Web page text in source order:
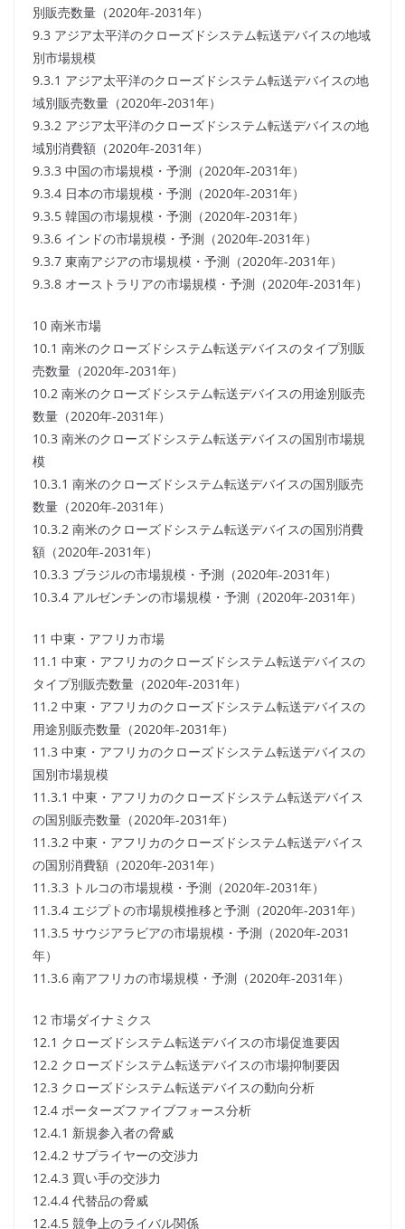
別販売数量（2020年-2031年）
9.3 アジア太平洋のクローズドシステム転送デバイスの地域
別市場規模
9.3.1 アジア太平洋のクローズドシステム転送デバイスの地
域別販売数量（2020年-2031年）
9.3.2 アジア太平洋のクローズドシステム転送デバイスの地
域別消費額（2020年-2031年）
9.3.3 中国の市場規模・予測（2020年-2031年）
9.3.4 日本の市場規模・予測（2020年-2031年）
9.3.5 韓国の市場規模・予測（2020年-2031年）
9.3.6 インドの市場規模・予測（2020年-2031年）
9.3.7 東南アジアの市場規模・予測（2020年-2031年）
9.3.8 オーストラリアの市場規模・予測（2020年-2031年）
10 南米市場
10.1 南米のクローズドシステム転送デバイスのタイプ別販
売数量（2020年-2031年）
10.2 南米のクローズドシステム転送デバイスの用途別販売
数量（2020年-2031年）
10.3 南米のクローズドシステム転送デバイスの国別市場規
模
10.3.1 南米のクローズドシステム転送デバイスの国別販売
数量（2020年-2031年）
10.3.2 南米のクローズドシステム転送デバイスの国別消費
額（2020年-2031年）
10.3.3 ブラジルの市場規模・予測（2020年-2031年）
10.3.4 アルゼンチンの市場規模・予測（2020年-2031年）
11 中東・アフリカ市場
11.1 中東・アフリカのクローズドシステム転送デバイスの
タイプ別販売数量（2020年-2031年）
11.2 中東・アフリカのクローズドシステム転送デバイスの
用途別販売数量（2020年-2031年）
11.3 中東・アフリカのクローズドシステム転送デバイスの
国別市場規模
11.3.1 中東・アフリカのクローズドシステム転送デバイス
の国別販売数量（2020年-2031年）
11.3.2 中東・アフリカのクローズドシステム転送デバイス
の国別消費額（2020年-2031年）
11.3.3 トルコの市場規模・予測（2020年-2031年）
11.3.4 エジプトの市場規模推移と予測（2020年-2031年）
11.3.5 サウジアラビアの市場規模・予測（2020年-2031
年）
11.3.6 南アフリカの市場規模・予測（2020年-2031年）
12 市場ダイナミクス
12.1 クローズドシステム転送デバイスの市場促進要因
12.2 クローズドシステム転送デバイスの市場抑制要因
12.3 クローズドシステム転送デバイスの動向分析
12.4 ポーターズファイブフォース分析
12.4.1 新規参入者の脅威
12.4.2 サプライヤーの交渉力
12.4.3 買い手の交渉力
12.4.4 代替品の脅威
12.4.5 競争上のライバル関係